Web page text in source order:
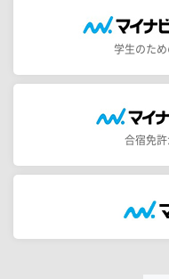
学生のた
合宿免